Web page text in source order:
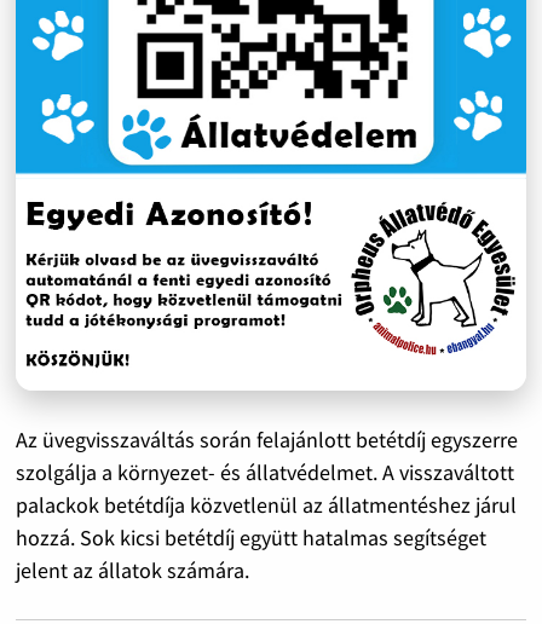
Az üvegvisszaváltás során felajánlott betétdíj egyszerre
szolgálja a környezet- és állatvédelmet. A visszaváltott
palackok betétdíja közvetlenül az állatmentéshez járul
hozzá. Sok kicsi betétdíj együtt hatalmas segítséget
jelent az állatok számára.